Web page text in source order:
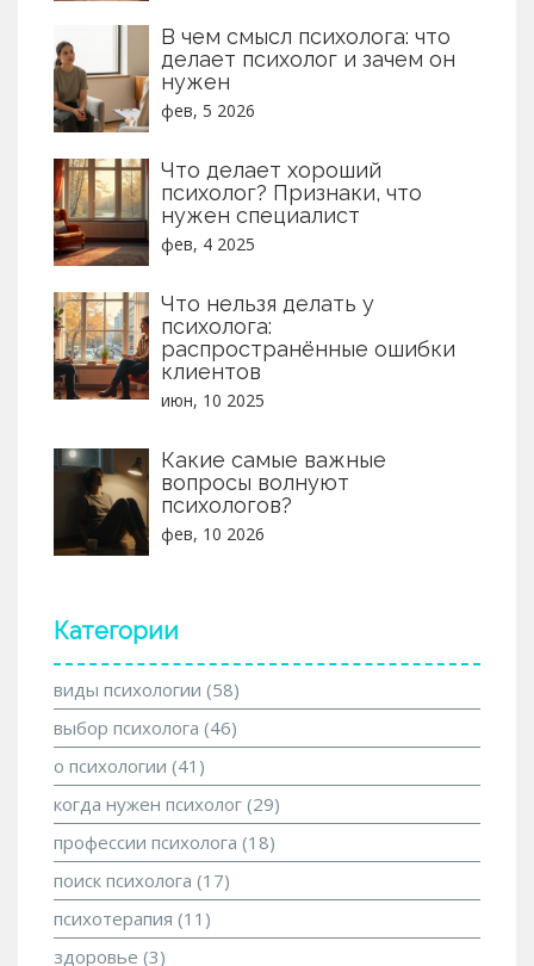
В чем смысл психолога: что
делает психолог и зачем он
нужен
фев, 5 2026
Что делает хороший
психолог? Признаки, что
нужен специалист
фев, 4 2025
Что нельзя делать у
психолога:
распространённые ошибки
клиентов
июн, 10 2025
Какие самые важные
вопросы волнуют
психологов?
фев, 10 2026
Категории
виды психологии (58)
выбор психолога (46)
о психологии (41)
когда нужен психолог (29)
профессии психолога (18)
поиск психолога (17)
психотерапия (11)
здоровье (3)